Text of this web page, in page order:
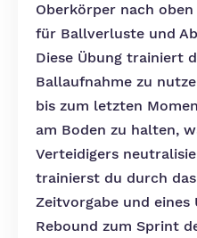
Oberkörper nach
für Ballverluste und
Diese Übung trainiert
Ballaufnahme zu
bis zum letzten
am Boden zu halten,
Verteidigers
trainierst du durch
Zeitvorgabe und eines
Rebound zum Sprint